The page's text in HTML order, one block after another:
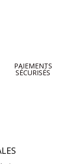
PAIEMENTS
SÉCURISÉS